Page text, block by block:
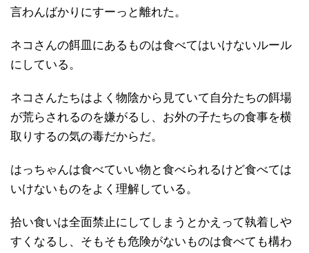
言わんばかりにすーっと離れた。
ネコさんの餌皿にあるものは食べてはいけないルール
にしている。
ネコさんたちはよく物陰から見ていて自分たちの餌場
が荒らされるのを嫌がるし、お外の子たちの食事を横
取りするの気の毒だからだ。
はっちゃんは食べていい物と食べられるけど食べては
いけないものをよく理解している。
拾い食いは全面禁止にしてしまうとかえって執着しや
すくなるし、そもそも危険がないものは食べても構わ